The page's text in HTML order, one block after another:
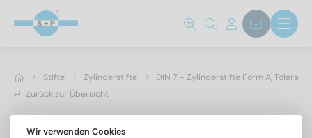
Stifte Zylinderstifte
DIN 7 - Zylinderstifte Form A,
Zurück zur Übersicht
Wir verwenden Cookies